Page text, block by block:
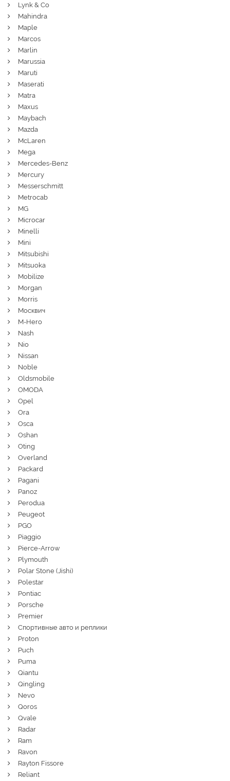
Lynk & Co
Mahindra
Maple
Marcos
Marlin
Marussia
Maruti
Maserati
Matra
Maxus
Maybach
Mazda
McLaren
Mega
Mercedes-Benz
Mercury
Messerschmitt
Metrocab
MG
Microcar
Minelli
Mini
Mitsubishi
Mitsuoka
Mobilize
Morgan
Morris
Москвич
M-Hero
Nash
Nio
Nissan
Noble
Oldsmobile
OMODA
Opel
Ora
Osca
Oshan
Oting
Overland
Packard
Pagani
Panoz
Perodua
Peugeot
PGO
Piaggio
Pierce-Arrow
Plymouth
Polar Stone (Jishi)
Polestar
Pontiac
Porsche
Premier
Спортивные авто и реплики
Proton
Puch
Puma
Qiantu
Qingling
Nevo
Qoros
Qvale
Radar
Ram
Ravon
Rayton Fissore
Reliant